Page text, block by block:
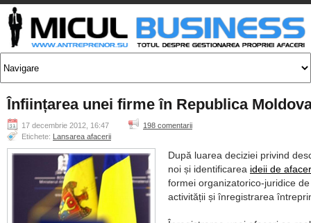
Înființarea unei firme în Republica
17 decembrie 2012, 16:47
198 comentarii
Etichete:
Lansarea afacerii
După luarea deciziei privind
noi și identificarea ideii de
formei organizatorico-juridice
activității și înregistrarea